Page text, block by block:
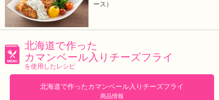
ース）
北海道で作った
カマンベール入りチーズフライ
を使用したレシピ
北海道で作ったカマンベール入りチーズフライ
商品情報